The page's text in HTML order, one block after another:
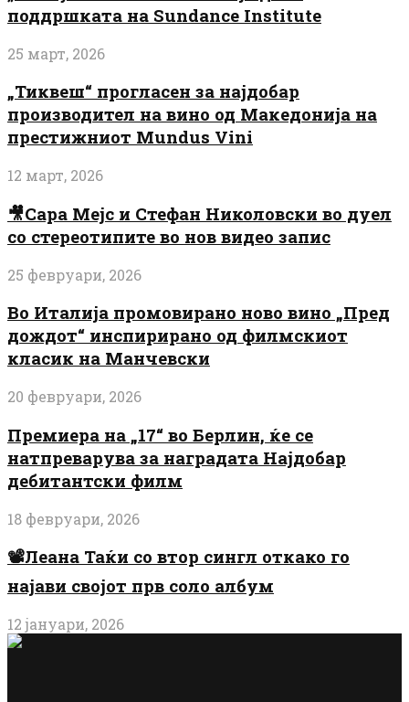
поддршката на Sundance Institute
25 март, 2026
„Тиквеш“ прогласен за најдобар
производител на вино од Македонија на
престижниот Mundus Vini
12 март, 2026
🎥Сара Мејс и Стефан Николовски во дуел
со стереотипите во нов видео запис
25 февруари, 2026
Во Италија промовирано ново вино „Пред
дождот“ инспирирано од филмскиот
класик на Манчевски
20 февруари, 2026
Премиера на „17“ во Берлин, ќе се
натпреварува за наградата Најдобар
дебитантски филм
18 февруари, 2026
📽️Леана Таќи со втор сингл откако го
најави својот прв соло албум
12 јануари, 2026